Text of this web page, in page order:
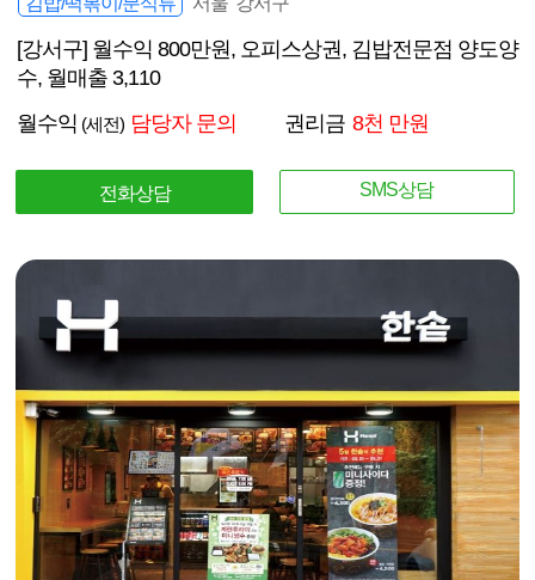
[강서구] 월수익 800만원, 오피스상권, 김밥전문점 양도양
수, 월매출 3,110
월수익 (세전) 담당자 문의 권리금 8천 만원
전화상담 SMS상담